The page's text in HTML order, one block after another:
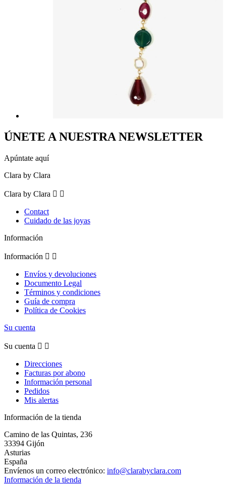
ÚNETE A NUESTRA NEWSLETTER
Apúntate aquí
Clara by Clara
Clara by Clara  
Contact
Cuidado de las joyas
Información
Información  
Envíos y devoluciones
Documento Legal
Términos y condiciones
Guía de compra
Política de Cookies
Su cuenta
Su cuenta  
Direcciones
Facturas por abono
Información personal
Pedidos
Mis alertas
Información de la tienda
Camino de las Quintas, 236
33394 Gijón
Asturias
España
Envíenos un correo electrónico: info@clarabyclara.com
Información de la tienda